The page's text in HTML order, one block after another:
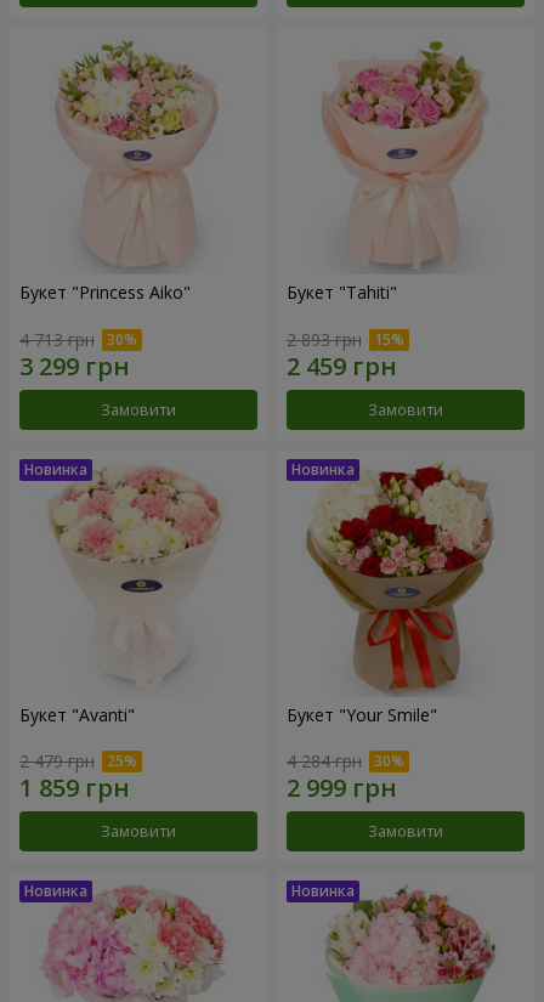
Букет "Princess Aiko"
4 713 грн
Замовити
Букет "Tahiti"
2 893 грн
Замовити
Букет "Avanti"
2 479 грн
Замовити
Букет "Your Smile"
4 284 грн
Замовити